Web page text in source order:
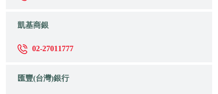
凱基商銀
02-27011777
匯豐(台灣)銀行